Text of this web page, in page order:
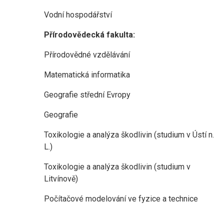
Vodní hospodářství
Přírodovědecká fakulta:
Přírodovědné vzdělávání
Matematická informatika
Geografie střední Evropy
Geografie
Toxikologie a analýza škodlivin (studium v Ústí n.
L.)
Toxikologie a analýza škodlivin (studium v
Litvínově)
Počítačové modelování ve fyzice a technice